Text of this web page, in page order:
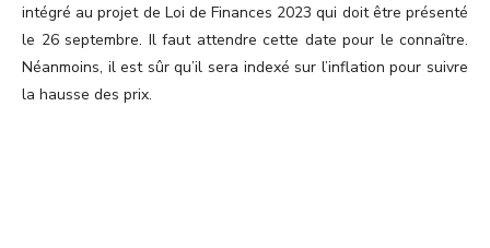
intégré au projet de Loi de Finances 2023 qui doit être présenté
le 26 septembre. Il faut attendre cette date pour le connaître.
Néanmoins, il est sûr qu’il sera indexé sur l’inflation pour suivre
la hausse des prix.